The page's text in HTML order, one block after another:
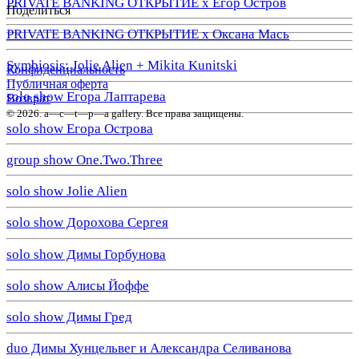
PRIVATE BANKING ОТКРЫТИЕ х Оксана Мась
Symbiosis: Jolie Alien + Mikita Kunitski
solo show Егора Лаптарева
solo show Егора Острова
group show One.Two.Three
solo show Jolie Alien
solo show Дорохова Сергея
solo show Димы Горбунова
solo show Алисы Йоффе
solo show Димы Гред
duo Димы Хунцельвег и Александра Селиванова
Поделиться
Конфиденциальность
Публичная оферта
Возврат
© 2026. a—с—t—р—a gallery. Все права защищены.